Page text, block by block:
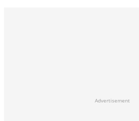
Advertisement